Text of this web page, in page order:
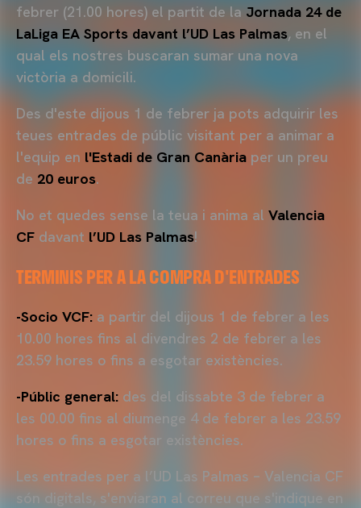
febrer (21.00 hores) el partit de la Jornada 24 de
LaLiga EA Sports davant l’UD Las Palmas, en el
qual els nostres buscaran sumar una nova
victòria a domicili.
Des d'este dijous 1 de febrer ja pots adquirir les
teues entrades de públic visitant per a animar a
l'equip en l'Estadi de Gran Canària per un preu
de 20 euros.
No et quedes sense la teua i anima al Valencia
CF davant l’UD Las Palmas!
TERMINIS PER A LA COMPRA D'ENTRADES
-Socio VCF: a partir del dijous 1 de febrer a les
10.00 hores fins al divendres 2 de febrer a les
23.59 hores o fins a esgotar existències.
-Públic general: des del dissabte 3 de febrer a
les 00.00 fins al diumenge 4 de febrer a les 23.59
hores o fins a esgotar existències.
Les entrades per a l’UD Las Palmas – Valencia CF
són digitals, s'enviaran al correu que s'indique en